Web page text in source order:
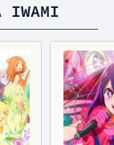
IWAMI